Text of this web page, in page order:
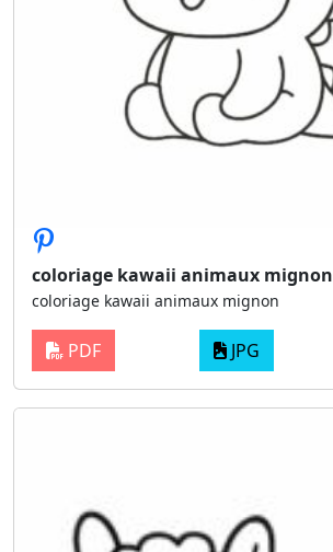
coloriage kawaii animaux mignon
coloriage kawaii animaux mignon
PDF JPG